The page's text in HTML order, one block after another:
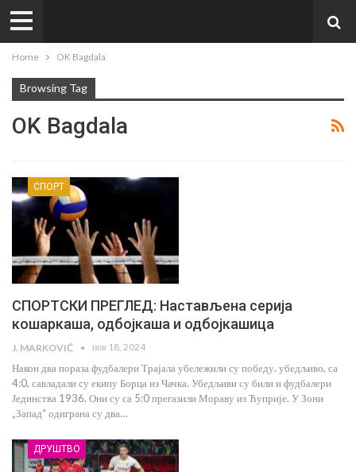
Home OK Bagdala
Browsing Tag
OK Bagdala
СПОРТ
СПОРТСКИ ПРЕГЛЕД: Настављена серија
кошаркаша, одбојкаша и одбојкашица
J. MARKOVIĆ нов 18, 2024
Након два пораза фудбалери Трајала убележили су победу. убедљиво, са
4:0, савладали су екипу Борца из Чачка. Убедљиви су били и фудбалери
Јединства 1936. Они су са 5:0 прегазили Мораву из Ћуприје. У Зони
„Запад“ одиграна су два…
ДРУШТВО